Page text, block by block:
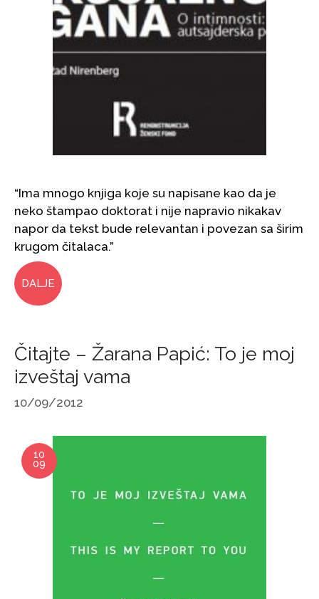
“Ima mnogo knjiga koje su napisane kao da je
neko štampao doktorat i nije napravio nikakav
napor da tekst bude relevantan i povezan sa širim
krugom čitalaca.”
DALJE
Čitajte – Žarana Papić: To je moj
izveštaj vama
10/09/2012
10
09